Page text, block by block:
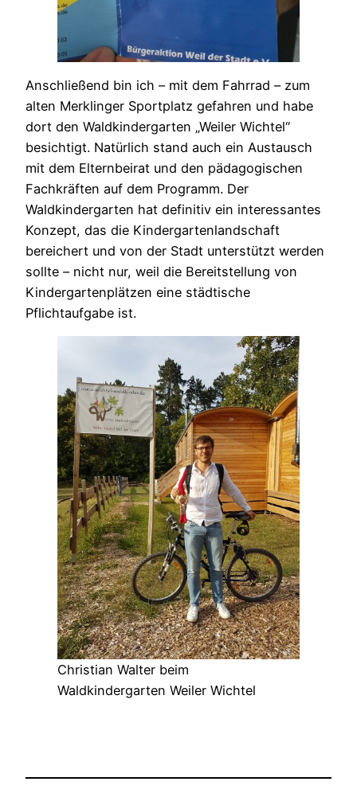
Anschließend bin ich – mit dem Fahrrad – zum
alten Merklinger Sportplatz gefahren und habe
dort den Waldkindergarten „Weiler Wichtel“
besichtigt. Natürlich stand auch ein Austausch
mit dem Elternbeirat und den pädagogischen
Fachkräften auf dem Programm. Der
Waldkindergarten hat definitiv ein interessantes
Konzept, das die Kindergartenlandschaft
bereichert und von der Stadt unterstützt werden
sollte – nicht nur, weil die Bereitstellung von
Kindergartenplätzen eine städtische
Pflichtaufgabe ist.
Christian Walter beim
Waldkindergarten Weiler Wichtel